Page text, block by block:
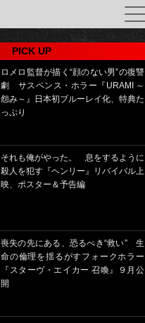
PICK UP
ロメロ監督が描く“顔のない男”の復讐
劇 サスペンス・ホラー『URAMI ～
怨み～』日本初ブルーレイ化、特典た
っぷり
それも俺がやった。 息をするように
殺人を犯す『ヘンリー』リバイバル上
映、ポスター＆予告編
喪失の先にある、恐るべき“救い” 生
命の倫理を揺るがすフォークホラー
『スターヴ・エイカー 召喚』９月公
開